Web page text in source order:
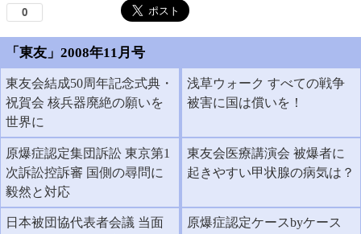
「東友」2008年11月号
東友会結成50周年記念式典・
祝賀会 核兵器廃絶の願いを
世界に
浅草ウォーク すべての戦争
被害に国は償いを！
原爆症認定集団訴訟 東京第1
次訴訟控訴審 国側の尋問に
毅然と対応
東友会医療講演会 被爆者に
起きやすい甲状腺の病気は？
日本被団協代表者会議 当面
原爆症認定ケースbyケース